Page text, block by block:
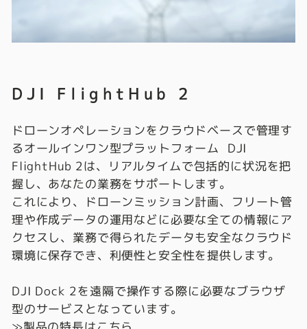
DJI FlightHub 2
ドローンオペレーションをクラウドベースで管理す
るオールインワン型プラットフォーム DJI
FlightHub 2は、リアルタイムで包括的に状況を把
握し、あなたの業務をサポートします。
これにより、ドローンミッション計画、フリート管
理や作成データの運用などに必要な全ての情報にア
クセスし、業務で得られたデータも安全なクラウド
環境に保存でき、利便性と安全性を提供します。
DJI Dock 2を遠隔で操作する際に必要なブラウザ
型のサービスとなっています。